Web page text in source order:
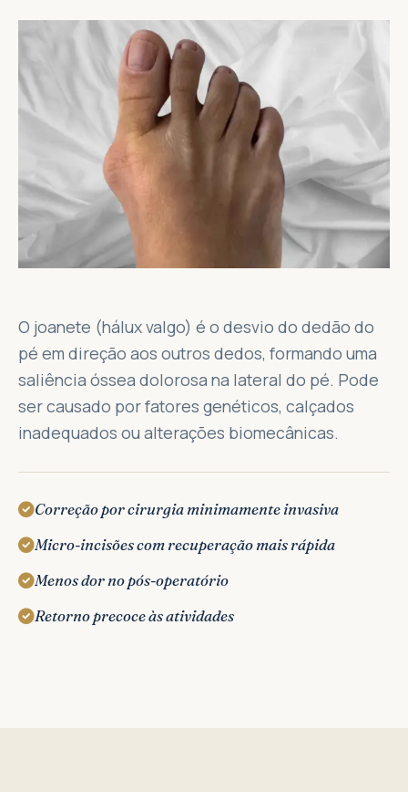
O joanete (hálux valgo) é o desvio do dedão do
pé em direção aos outros dedos, formando uma
saliência óssea dolorosa na lateral do pé. Pode
ser causado por fatores genéticos, calçados
inadequados ou alterações biomecânicas.
Correção por cirurgia minimamente invasiva
Micro-incisões com recuperação mais rápida
Menos dor no pós-operatório
Retorno precoce às atividades